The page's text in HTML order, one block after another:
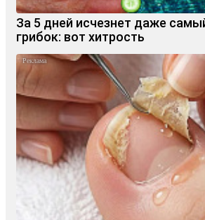
За 5 дней исчезнет даже
грибок: вот хитрость